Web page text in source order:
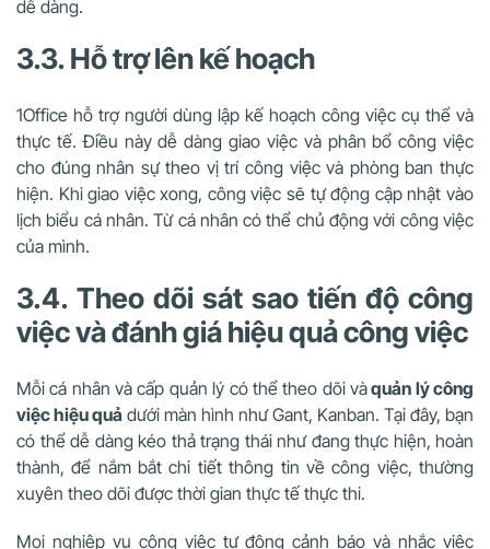
dễ dàng.
3.3. Hỗ trợ lên kế hoạch
1Office hỗ trợ người dùng lập kế hoạch công việc cụ thể và
thực tế. Điều này dễ dàng giao việc và phân bổ công việc
cho đúng nhân sự theo vị trí công việc và phòng ban thực
hiện. Khi giao việc xong, công việc sẽ tự động cập nhật vào
lịch biểu cá nhân. Từ cá nhân có thể chủ động với công việc
của mình.
3.4. Theo dõi sát sao tiến độ công
việc và đánh giá hiệu quả công việc
Mỗi cá nhân và cấp quản lý có thể theo dõi vàquản lý công
việc hiệu quả dưới màn hình như Gant, Kanban. Tại đây, bạn
có thể dễ dàng kéo thả trạng thái như đang thực hiện, hoàn
thành, để nắm bắt chi tiết thông tin về công việc, thường
xuyên theo dõi được thời gian thực tế thực thi.
Mọi nghiệp vụ công việc tự động cảnh báo và nhắc việc